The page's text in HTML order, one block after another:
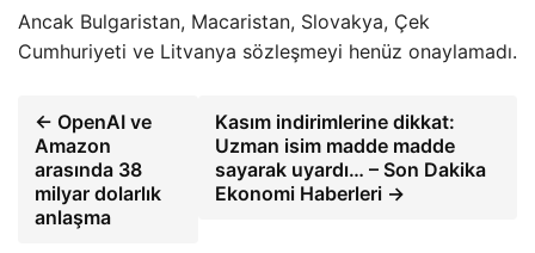
Ancak Bulgaristan, Macaristan, Slovakya, Çek
Cumhuriyeti ve Litvanya sözleşmeyi henüz onaylamadı.
← OpenAI ve
Amazon
arasında 38
milyar dolarlık
anlaşma
Kasım indirimlerine dikkat:
Uzman isim madde madde
sayarak uyardı… – Son Dakika
Ekonomi Haberleri →